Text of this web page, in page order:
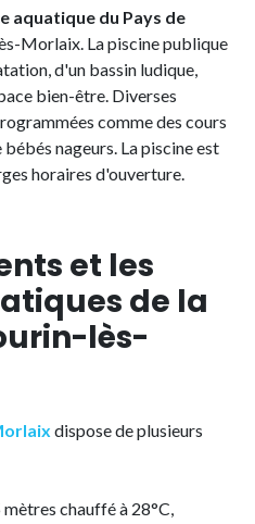
aquatique du Pays de
Morlaix. La piscine publique
d'un bassin ludique,
bien-être. Diverses
comme des cours
nageurs. La piscine est
horaires d'ouverture.
et les
de la
lès-
dispose de plusieurs
chauffé à 28°C,